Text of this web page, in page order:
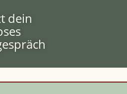
dein